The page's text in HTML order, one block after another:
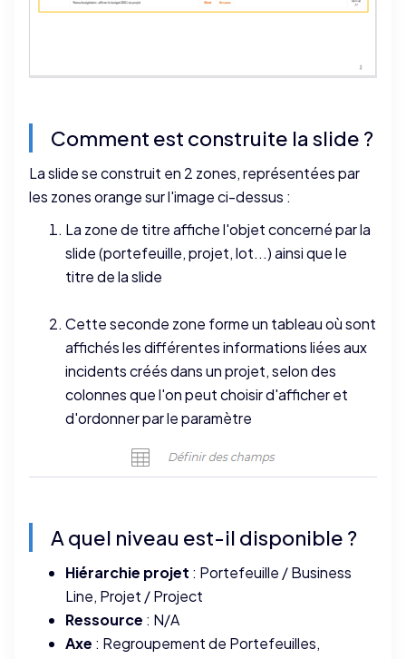
Comment est construite la slide ?
La slide se construit en 2 zones, représentées par
les zones orange sur l'image ci-dessus :
La zone de titre affiche l'objet concerné par la
slide (portefeuille, projet, lot...) ainsi que le
titre de la slide
Cette seconde zone forme un tableau où sont
affichés les différentes informations liées aux
incidents créés dans un projet, selon des
colonnes que l'on peut choisir d'afficher et
d'ordonner par le paramètre
A quel niveau est-il disponible ?
Hiérarchie projet : Portefeuille / Business
Line, Projet / Project
Ressource : N/A
Axe : Regroupement de Portefeuilles,